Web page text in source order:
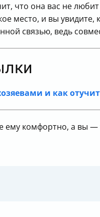
что она вас не
место, и вы увидите,
связью, ведь
и как
ему комфортно, а вы —